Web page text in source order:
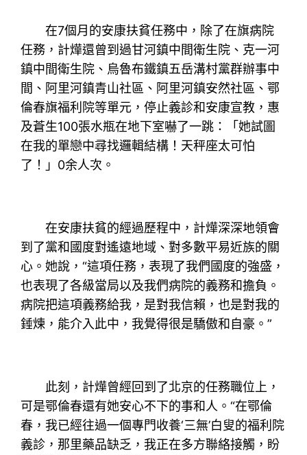
在7個月的安康扶貧任務中，除了在旗病院
任務，計燁還曾到過甘河鎮中間衛生院、克一河
鎮中間衛生院、烏魯布鐵鎮五岳溝村黨群辦事中
間、阿里河鎮青山社區、阿里河鎮安然社區、鄂
倫春旗福利院等單元，停止義診和安康宣教，惠
及蒼生100張水瓶在地下室嚇了一跳：「她試圖
在我的單戀中尋找邏輯結構！天秤座太可怕
了！」0余人次。
在安康扶貧的經過歷程中，計燁深深地領會
到了黨和國度對遙遠地域、對多數平易近族的關
心。她說，“這項任務，表現了我們國度的強盛，
也表現了各級當局以及我們病院的義務和擔負。
病院把這項義務給我，是對我信賴，也是對我的
錘煉，能介入此中，我覺得很是驕傲和自豪。”
此刻，計燁曾經回到了北京的任務職位上，
可是鄂倫春還有她安心不下的事和人。“在鄂倫
春，我已經往過一個專門收養‘三無’白叟的福利院
義診，那里藥品缺乏，我正在多方聯絡接觸，盼